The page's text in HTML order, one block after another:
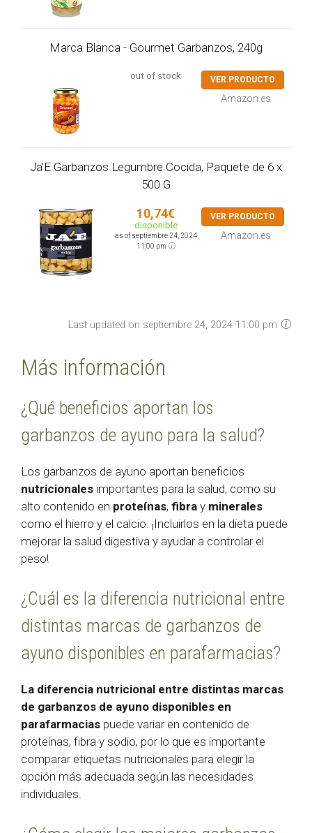
Marca Blanca - Gourmet Garbanzos, 240g
out of stock VER PRODUCTO
Amazon.es
Ja'E Garbanzos Legumbre Cocida, Paquete de 6 x
500 G
10,74€
disponible
as of septiembre 24, 2024
11:00 pm
VER PRODUCTO
Amazon.es
Last updated on septiembre 24, 2024 11:00 pm
Más información
¿Qué beneficios aportan los
garbanzos de ayuno para la salud?
Los garbanzos de ayuno aportan beneficios
nutricionales importantes para la salud, como su
alto contenido en proteínas, fibra y minerales
como el hierro y el calcio. ¡Incluirlos en la dieta puede
mejorar la salud digestiva y ayudar a controlar el
peso!
¿Cuál es la diferencia nutricional entre
distintas marcas de garbanzos de
ayuno disponibles en parafarmacias?
La diferencia nutricional entre distintas marcas
de garbanzos de ayuno disponibles en
parafarmacias puede variar en contenido de
proteínas, fibra y sodio, por lo que es importante
comparar etiquetas nutricionales para elegir la
opción más adecuada según las necesidades
individuales.